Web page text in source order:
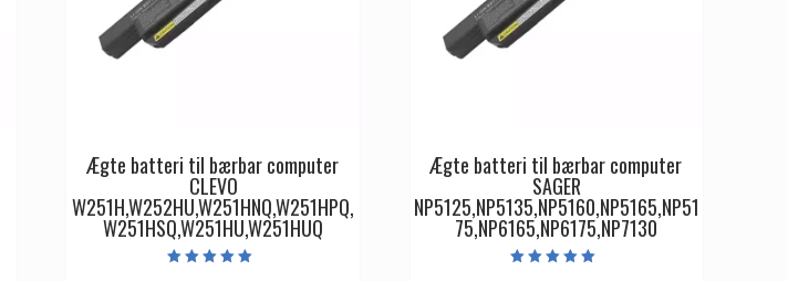
Ægte batteri til bærbar computer
CLEVO
W251H,W252HU,W251HNQ,W251HPQ,
W251HSQ,W251HU,W251HUQ
Ægte batteri til bærbar computer
SAGER
NP5125,NP5135,NP5160,NP5165,NP51
75,NP6165,NP6175,NP7130